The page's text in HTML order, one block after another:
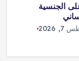
مع صلاح…
يوصف
2026